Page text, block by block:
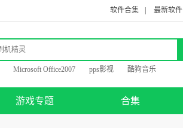
软件合集 最新软件
Microsoft Office2007 pps影视 酷狗音乐
游戏专题 合集